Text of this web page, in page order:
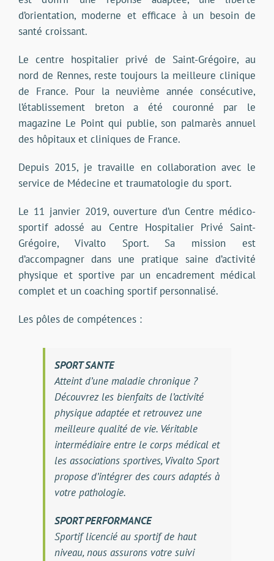
d’orientation, moderne et efficace à un besoin de
santé croissant.
Le centre hospitalier privé de Saint-Grégoire, au
nord de Rennes, reste toujours la meilleure clinique
de France. Pour la neuvième année consécutive,
l’établissement breton a été couronné par le
magazine Le Point qui publie, son palmarès annuel
des hôpitaux et cliniques de France.
Depuis 2015, je travaille en collaboration avec le
service de Médecine et traumatologie du sport.
Le 11 janvier 2019, ouverture d’un Centre médico-
sportif adossé au Centre Hospitalier Privé Saint-
Grégoire, Vivalto Sport. Sa mission est
d’accompagner dans une pratique saine d’activité
physique et sportive par un encadrement médical
complet et un coaching sportif personnalisé.
Les pôles de compétences :
SPORT SANTE
Atteint d’une maladie chronique ?
Découvrez les bienfaits de l’activité
physique adaptée et retrouvez une
meilleure qualité de vie. Véritable
intermédiaire entre le corps médical et
les associations sportives, Vivalto Sport
propose d’intégrer des cours adaptés à
votre pathologie.
SPORT PERFORMANCE
Sportif licencié au sportif de haut
niveau, nous assurons votre suivi